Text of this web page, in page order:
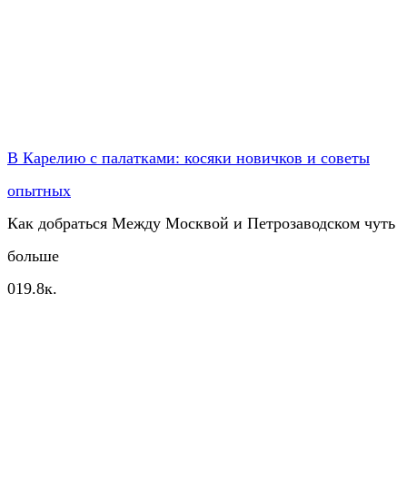
В Карелию с палатками: косяки новичков и советы
опытных
Как добраться Между Москвой и Петрозаводском чуть
больше
019.8к.